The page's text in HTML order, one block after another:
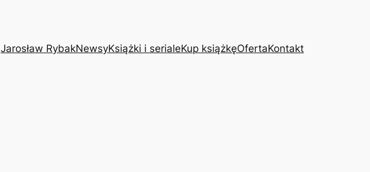
Jarosław RybakNewsyKsiążki i serialeKup książkęOfertaKontakt